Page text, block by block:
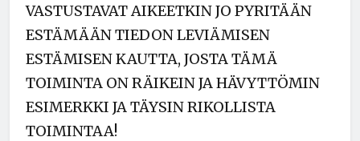
VASTUSTAVAT AIKEETKIN JO PYRITÄÄN
ESTÄMÄÄN TIEDON LEVIÄMISEN
ESTÄMISEN KAUTTA, JOSTA TÄMÄ
TOIMINTA ON RÄIKEIN JA HÄVYTTÖMIN
ESIMERKKI JA TÄYSIN RIKOLLISTA
TOIMINTAA!